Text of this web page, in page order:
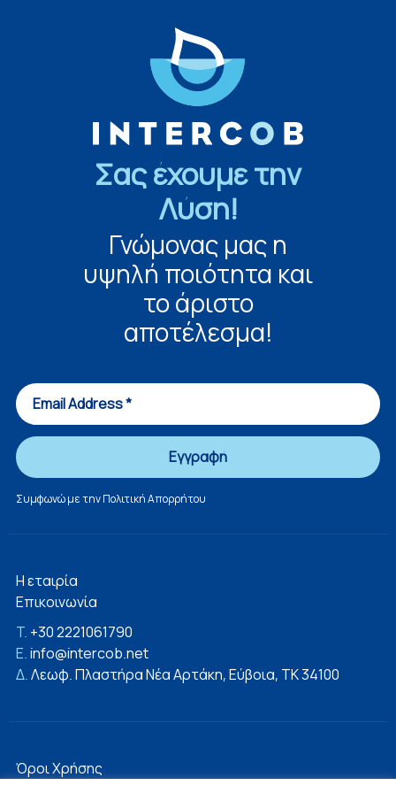
Σας έχουμε την
Λύση!
Γνώμονας μας η
υψηλή ποιότητα και
το άριστο
αποτέλεσμα!
Συμφωνώ με τηνΠολιτική Απορρήτου
Η εταιρία
Επικοινωνία
T. +30 2221061790
E.info@intercob.net
Δ.Λεωφ. Πλαστήρα Νέα Αρτάκη, Εύβοια, ΤΚ 34100
Όροι Χρήσης